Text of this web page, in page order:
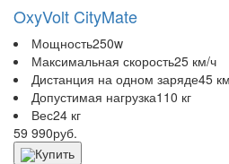
OxyVolt CityMate
Мощность250w
Максимальная скорость25 км/ч
Дистанция на одном заряде45 км
Допустимая нагрузка110 кг
Вес24 кг
59 990руб.
Купить